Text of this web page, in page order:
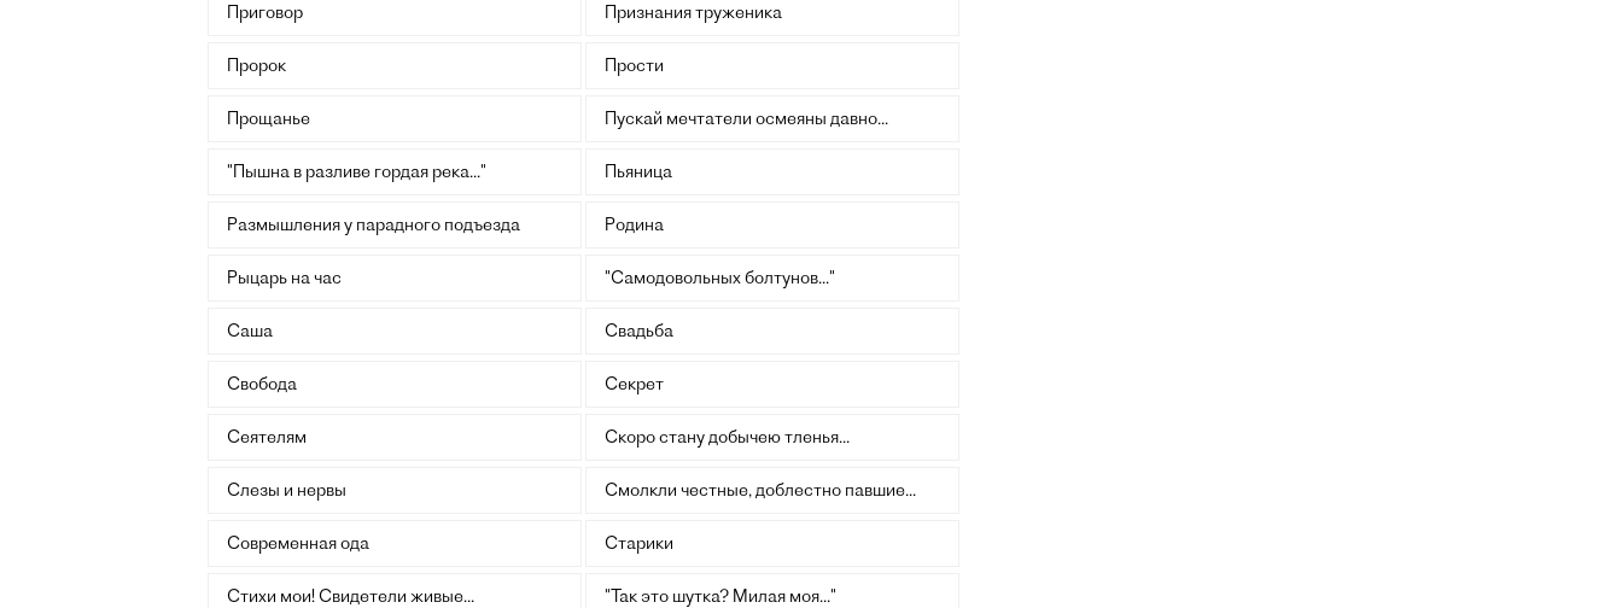
Приговор Признания труженика
Пророк Прости
Прощанье Пускай мечтатели осмеяны давно...
"Пышна в разливе гордая река..." Пьяница
Размышления у парадного подъезда Родина
Рыцарь на час "Самодовольных болтунов..."
Саша Свадьба
Свобода Секрет
Сеятелям Скоро стану добычею тленья...
Слезы и нервы Смолкли честные, доблестно павшие...
Современная ода Старики
Стихи мои! Свидетели живые... "Так это шутка? Милая моя..."